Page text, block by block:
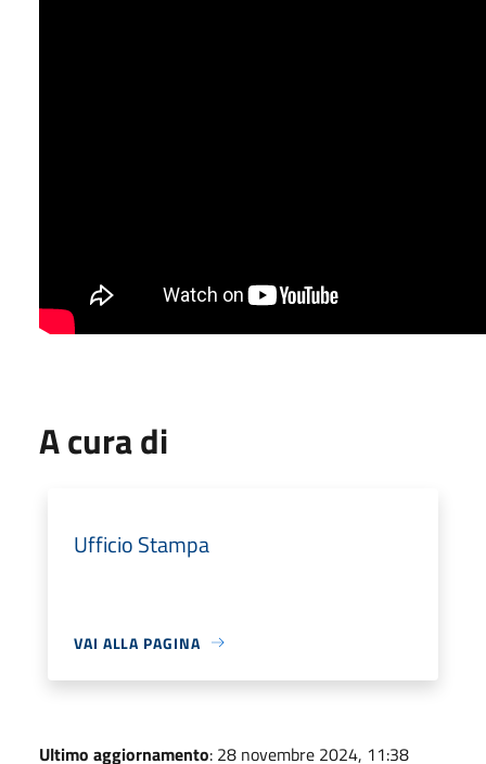
A cura di
Ufficio Stampa
VAI ALLA PAGINA
Ultimo aggiornamento: 28 novembre 2024, 11:38